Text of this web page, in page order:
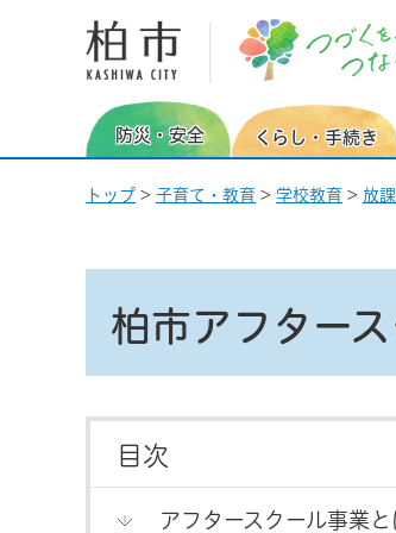
柏市 つづくを、つなぐ。
防災・安全 くらし・手続き
トップ > 子育て・教育 > 学校教育 > 放
柏市アフター
目次
アフタースクール事業と